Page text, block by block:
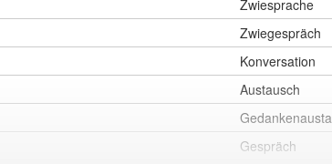
Zwiesprache
Zwiegespräch
Konversation
Austausch
Gespräch